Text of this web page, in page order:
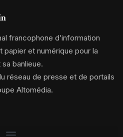
francophone d’information
et numérique pour la
banlieue.
réseau de presse et de portails
Altomédia.